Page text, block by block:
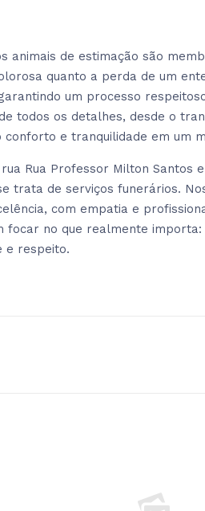
animais de estimação são
quanto a perda de um
um processo
todos os detalhes, desde o
conforto e tranquilidade em um
Rua Professor Milton Santos
trata de serviços funerários.
com empatia e
focar no que realmente
e respeito.